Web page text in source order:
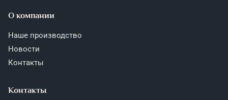
О компании
Наше производство
Новости
Контакты
Контакты